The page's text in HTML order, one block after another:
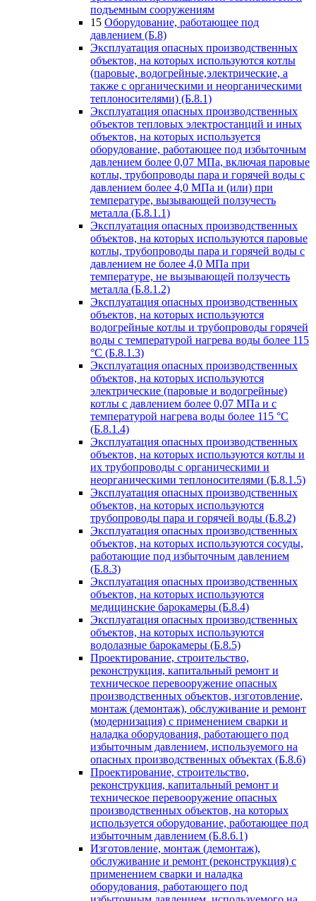
подъемным сооружениям
15 Оборудование, работающее под
давлением (Б.8)
Эксплуатация опасных производственных
объектов, на которых используются котлы
(паровые, водогрейные,электрические, а
также с органическими и неорганическими
теплоносителями) (Б.8.1)
Эксплуатация опасных производственных
объектов тепловых электростанций и иных
объектов, на которых используется
оборудование, работающее под избыточным
давлением более 0,07 МПа, включая паровые
котлы, трубопроводы пара и горячей воды с
давлением более 4,0 МПа и (или) при
температуре, вызывающей ползучесть
металла (Б.8.1.1)
Эксплуатация опасных производственных
объектов, на которых используются паровые
котлы, трубопроводы пара и горячей воды с
давлением не более 4,0 МПа при
температуре, не вызывающей ползучесть
металла (Б.8.1.2)
Эксплуатация опасных производственных
объектов, на которых используются
водогрейные котлы и трубопроводы горячей
воды с температурой нагрева воды более 115
°C (Б.8.1.3)
Эксплуатация опасных производственных
объектов, на которых используются
электрические (паровые и водогрейные)
котлы с давлением более 0,07 МПа и с
температурой нагрева воды более 115 °C
(Б.8.1.4)
Эксплуатация опасных производственных
объектов, на которых используются котлы и
их трубопроводы с органическими и
неорганическими теплоносителями (Б.8.1.5)
Эксплуатация опасных производственных
объектов, на которых используются
трубопроводы пара и горячей воды (Б.8.2)
Эксплуатация опасных производственных
объектов, на которых используются сосуды,
работающие под избыточным давлением
(Б.8.3)
Эксплуатация опасных производственных
объектов, на которых используются
медицинские барокамеры (Б.8.4)
Эксплуатация опасных производственных
объектов, на которых используются
водолазные барокамеры (Б.8.5)
Проектирование, строительство,
реконструкция, капитальный ремонт и
техническое перевооружение опасных
производственных объектов, изготовление,
монтаж (демонтаж), обслуживание и ремонт
(модернизация) с применением сварки и
наладка оборудования, работающего под
избыточным давлением, используемого на
опасных производственных объектах (Б.8.6)
Проектирование, строительство,
реконструкция, капитальный ремонт и
техническое перевооружение опасных
производственных объектов, на которых
используется оборудование, работающее под
избыточным давлением (Б.8.6.1)
Изготовление, монтаж (демонтаж),
обслуживание и ремонт (реконструкция) с
применением сварки и наладка
оборудования, работающего под